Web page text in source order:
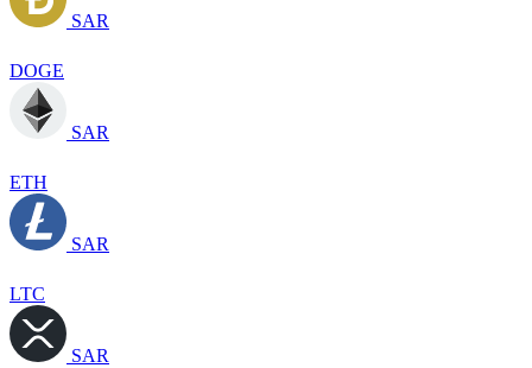
SAR
DOGE
SAR
ETH
SAR
LTC
SAR